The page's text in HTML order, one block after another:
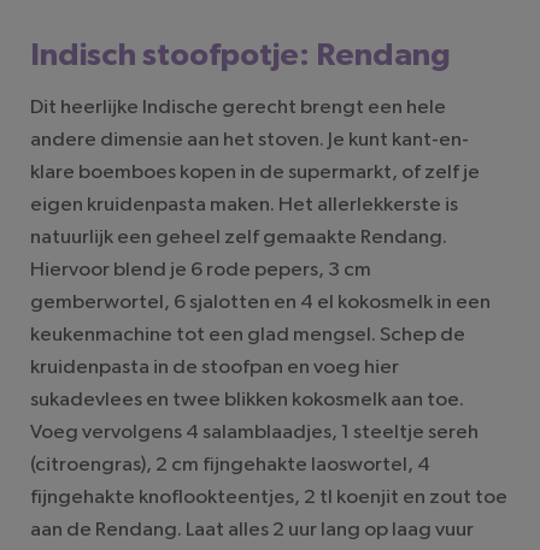
Indisch stoofpotje: Rendang
Dit heerlijke Indische gerecht brengt een hele
andere dimensie aan het stoven. Je kunt kant-en-
klare boemboes kopen in de supermarkt, of zelf je
eigen kruidenpasta maken. Het allerlekkerste is
natuurlijk een geheel zelf gemaakte Rendang.
Hiervoor blend je 6 rode pepers, 3 cm
gemberwortel, 6 sjalotten en 4 el kokosmelk in een
keukenmachine tot een glad mengsel. Schep de
kruidenpasta in de stoofpan en voeg hier
sukadevlees en twee blikken kokosmelk aan toe.
Voeg vervolgens 4 salamblaadjes, 1 steeltje sereh
(citroengras), 2 cm fijngehakte laoswortel, 4
fijngehakte knoflookteentjes, 2 tl koenjit en zout toe
aan de Rendang. Laat alles 2 uur lang op laag vuur